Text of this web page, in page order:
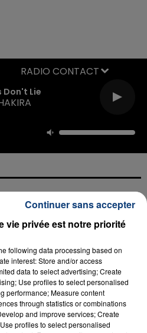
Don't Lie
RADIO CONTACT
vie privée est notre priorité
following data processing based on
interest: Store and/or access
data to select advertising; Create
Use profiles to select personalised
performance; Measure content
through statistics or combinations
and improve services; Create
profiles to select personalised
Continuer sans accepter